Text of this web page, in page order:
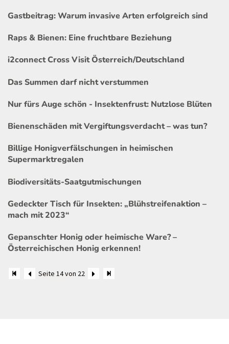
Gastbeitrag: Warum invasive Arten erfolgreich sind
Raps & Bienen: Eine fruchtbare Beziehung
i2connect Cross Visit Österreich/Deutschland
Das Summen darf nicht verstummen
Nur fürs Auge schön - Insektenfrust: Nutzlose Blüten
Bienenschäden mit Vergiftungsverdacht – was tun?
Billige Honigverfälschungen in heimischen
Supermarktregalen
Biodiversitäts-Saatgutmischungen
Gedeckter Tisch für Insekten: „Blühstreifenaktion –
mach mit 2023“
Gepanschter Honig oder heimische Ware? –
Österreichischen Honig erkennen!
Seite 14 von 22